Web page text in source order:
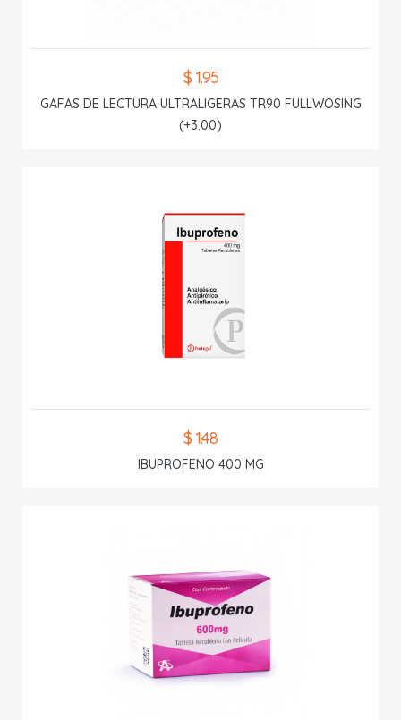
$ 1.95
GAFAS DE LECTURA ULTRALIGERAS TR90 FULLWOSING
(+3.00)
$ 1.48
IBUPROFENO 400 MG